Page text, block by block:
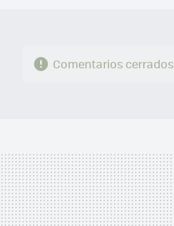
Comentarios cerrados